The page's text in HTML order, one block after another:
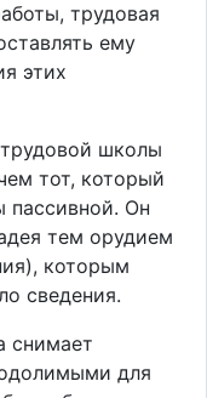
трудовая
ему
этих
школы
тот, который
пассивной. Он
тем орудием
которым
сведения.
снимает
для